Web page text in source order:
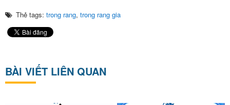
Thẻ tags: trong rang, trong rang gia
BÀI VIẾT LIÊN QUAN